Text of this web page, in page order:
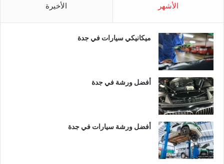
الأشهر الأخيرة
ميكانيكي سيارات في جدة
أفضل ورشة في جدة
أفضل ورشة سيارات في جدة